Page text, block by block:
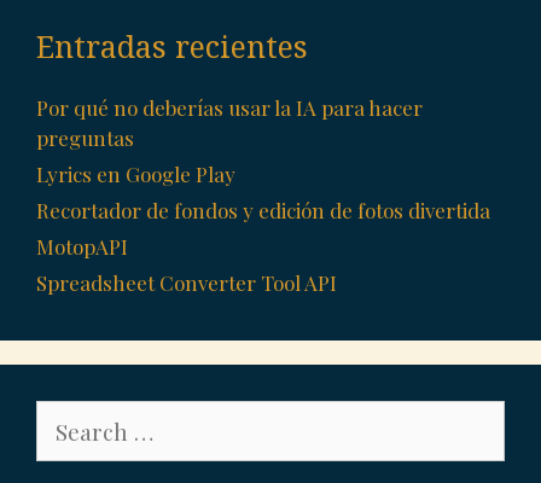
red
Entradas recientes
Por qué no deberías usar la IA para hacer
preguntas
Lyrics en Google Play
Recortador de fondos y edición de fotos divertida
MotopAPI
Spreadsheet Converter Tool API
for: